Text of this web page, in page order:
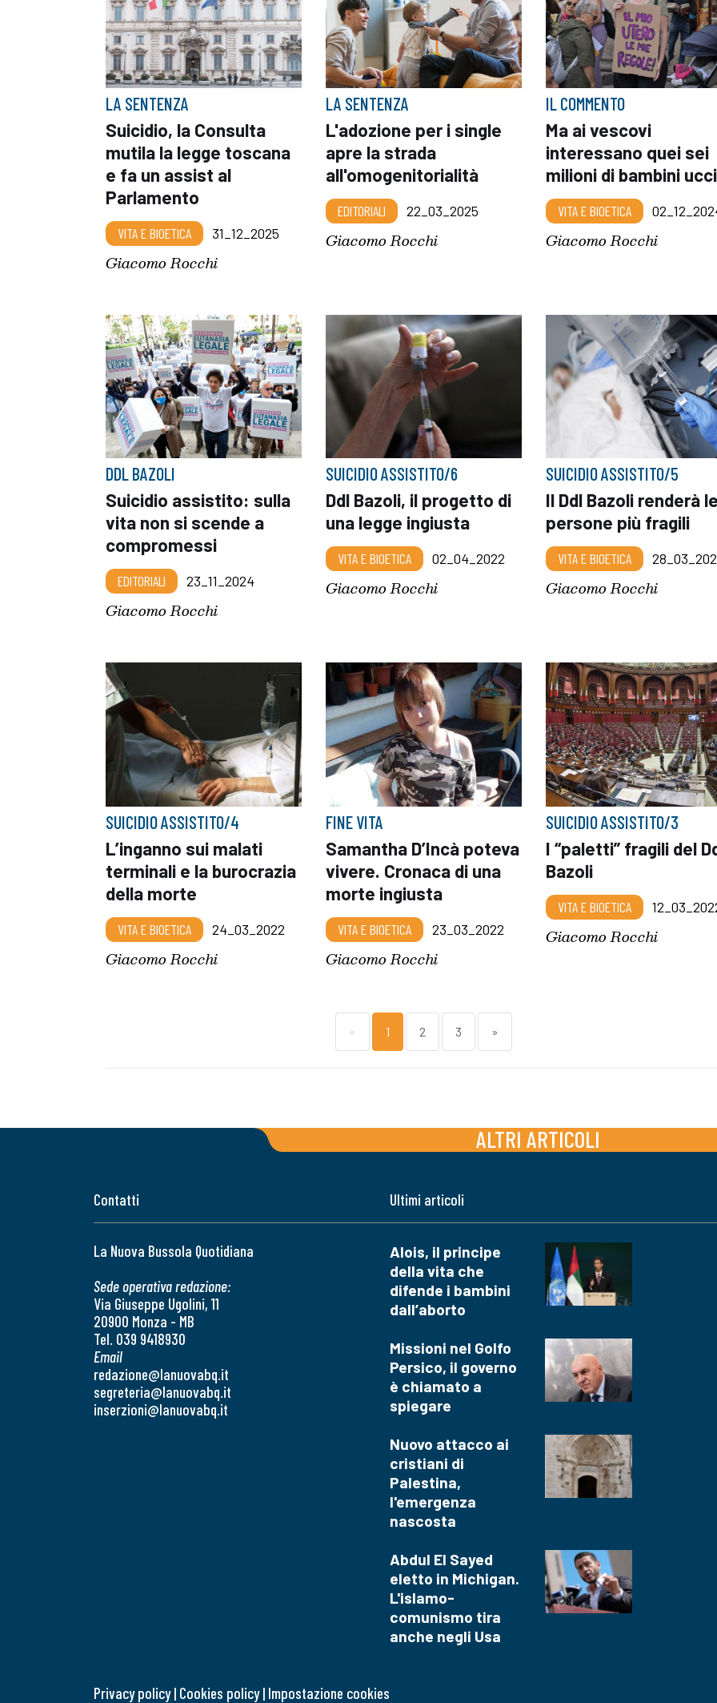
LA SENTENZA
Suicidio, la Consulta
mutila la legge toscana
e fa un assist al
Parlamento
VITA E BIOETICA 31_12_2025
Giacomo Rocchi
LA SENTENZA
L'adozione per i single
apre la strada
all'omogenitorialità
EDITORIALI 22_03_2025
Giacomo Rocchi
IL COMMENTO
Ma ai vescovi
interessano quei sei
milioni di bambini
VITA E BIOETICA
Giacomo Rocchi
DDL BAZOLI
Suicidio assistito: sulla
vita non si scende a
compromessi
EDITORIALI 23_11_2024
Giacomo Rocchi
SUICIDIO ASSISTITO/6
Ddl Bazoli, il progetto di
una legge ingiusta
VITA E BIOETICA 02_04_2022
Giacomo Rocchi
SUICIDIO ASSISTITO/5
Il Ddl Bazoli renderà
persone più fragili
VITA E BIOETICA
Giacomo Rocchi
SUICIDIO ASSISTITO/4
L’inganno sui malati
terminali e la burocrazia
della morte
VITA E BIOETICA 24_03_2022
Giacomo Rocchi
FINE VITA
Samantha D’Incà poteva
vivere. Cronaca di una
morte ingiusta
VITA E BIOETICA 23_03_2022
Giacomo Rocchi
SUICIDIO ASSISTITO/3
I “paletti” fragili del
Bazoli
VITA E BIOETICA
Giacomo Rocchi
« 1 2 3 »
ALTRI ARTICOLI
Contatti
La Nuova Bussola Quotidiana
Sede operativa redazione:
Via Giuseppe Ugolini, 11
20900 Monza - MB
Tel. 039 9418930
Email
redazione@lanuovabq.it
segreteria@lanuovabq.it
inserzioni@lanuovabq.it
Ultimi articoli
Alois, il principe
della vita che
difende i bambini
dall’aborto
Missioni nel Golfo
Persico, il governo
è chiamato a
spiegare
Nuovo attacco ai
cristiani di
Palestina,
l'emergenza
nascosta
Abdul El Sayed
eletto in Michigan.
L'islamo-
comunismo tira
anche negli Usa
Privacy policy| Cookies policy| Impostazione cookies